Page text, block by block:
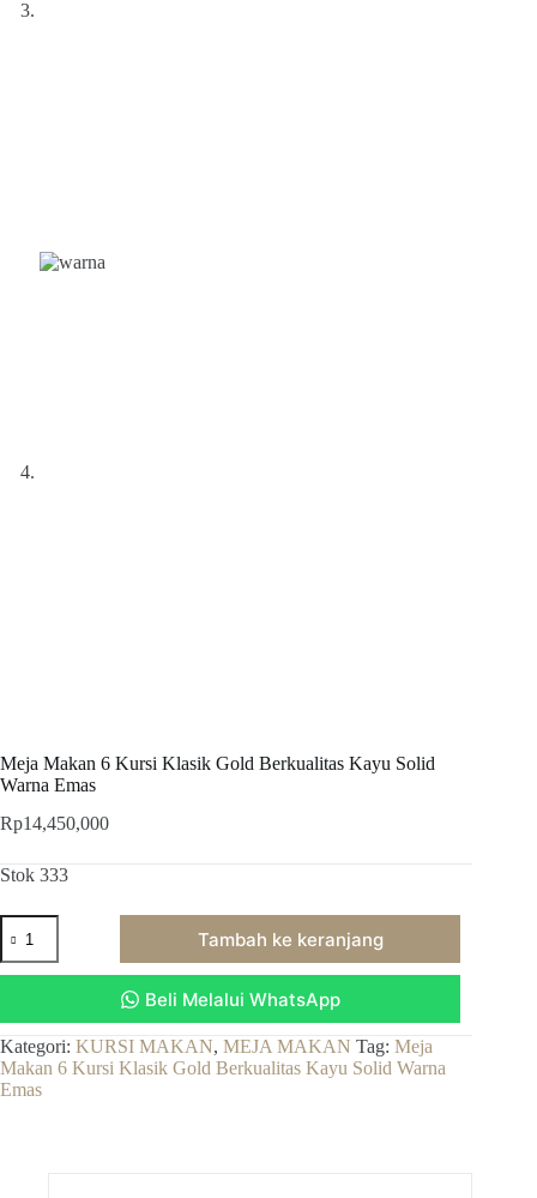
Meja Makan 6 Kursi Klasik Gold Berkualitas Kayu Solid
Warna Emas
Rp14,450,000
Stok 333
Kuantitas
Meja
Makan
Klasik
Gold
Berkualitas
Kayu
Tambah ke keranjang
Beli Melalui WhatsApp
Kategori: KURSI MAKAN, MEJA MAKAN Tag: Meja
Makan 6 Kursi Klasik Gold Berkualitas Kayu Solid Warna
Emas